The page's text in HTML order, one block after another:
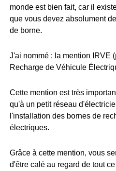
monde est bien fait, car il
que vous devez absolument
de borne.
J'ai nommé : la mention IRVE
Recharge de Véhicule
Cette mention est très
qu'à un petit réseau
l'installation des bornes de
électriques.
Grâce à cette mention, vous
d'être calé au regard de tout